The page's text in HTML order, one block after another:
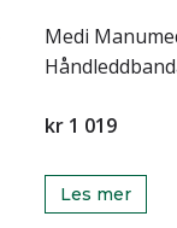
Medi
kr 1 019
Les mer